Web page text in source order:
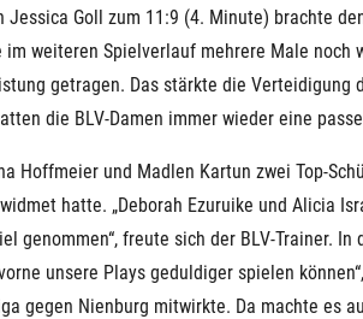
Jessica Goll zum 11:9 (4. Minute) brachte
weiteren Spielverlauf mehrere Male noch
getragen. Das stärkte die
die BLV-Damen immer wieder eine
Hoffmeier und Madlen Kartun zwei Top-
hatte. „Deborah Ezuruike und Alicia
genommen“, freute sich der BLV-Trainer.
unsere Plays geduldiger spielen
gegen Nienburg mitwirkte. Da machte es